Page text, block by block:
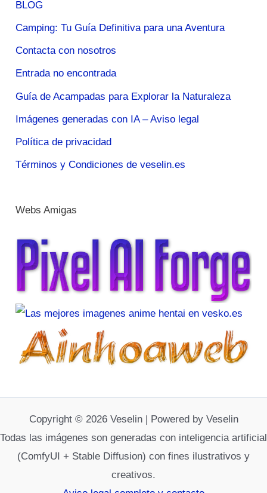
BLOG
Camping: Tu Guía Definitiva para una Aventura
Contacta con nosotros
Entrada no encontrada
Guía de Acampadas para Explorar la Naturaleza
Imágenes generadas con IA – Aviso legal
Política de privacidad
Términos y Condiciones de veselin.es
Webs Amigas
Copyright © 2026 Veselin | Powered by Veselin
Todas las imágenes son generadas con inteligencia artificial
(ComfyUI + Stable Diffusion) con fines ilustrativos y
creativos.